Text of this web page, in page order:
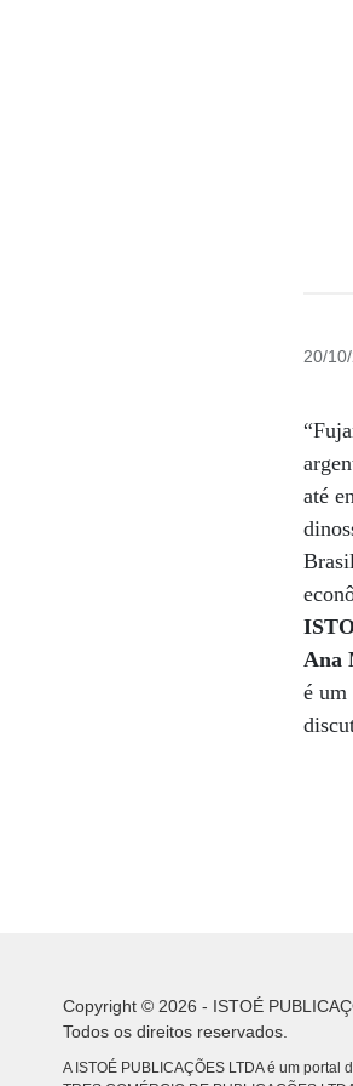
20/
até
Ana
é um
Copyright © 2026 - ISTOÉ
Todos os direitos reservados.
A ISTOÉ PUBLICAÇÕES LTDA é um